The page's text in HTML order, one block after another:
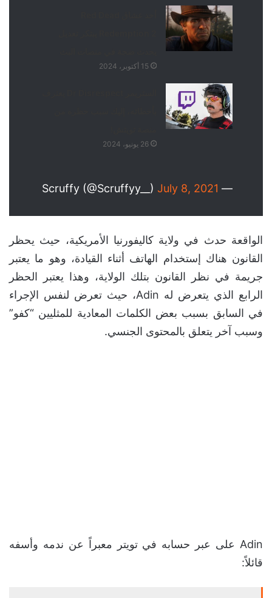
15 أكتوبر، 2024
26 يونيو، 2024
— Scruffy (@Scruffyy__)
July 8, 2021
الواقعة حدث في ولاية كاليفورنيا الأمريكية، حيث يحظر
القانون هناك إستخدام الهاتف أثناء القيادة، وهو ما يعتبر
جريمة في نظر القانون بتلك الولاية، وهذا يعتبر الحظر
الرابع الذي يتعرض له Adin، حيث تعرض لنفس الإجراء
في السابق بسبب بعض الكلمات المعادية للمثليين “كفو”
وسبب آخر يتعلق بالمحتوى الجنسي.
Adin على عبر حسابه في تويتر معبراً عن ندمه وأسفه
قائلاً: